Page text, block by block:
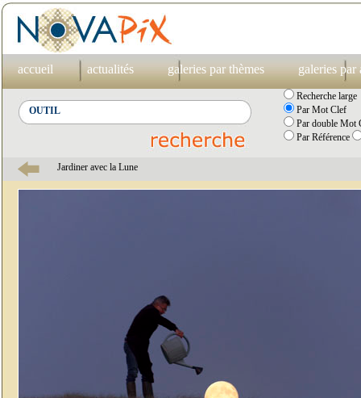
accueil actualités galeries par thèmes galeries par
Recherche large
Par Mot Clef
Par double Mot
Par Référence
Jardiner avec la Lune